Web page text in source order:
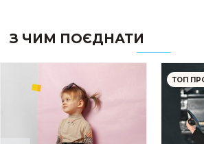
З ЧИМ ПОЄДНАТИ
ТОП